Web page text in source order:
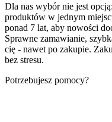
Dla nas wybór nie jest
produktów w jednym
ponad 7 lat, aby nowości
Sprawne zamawianie,
cię - nawet po zakupie.
bez stresu.
Potrzebujesz pomocy?